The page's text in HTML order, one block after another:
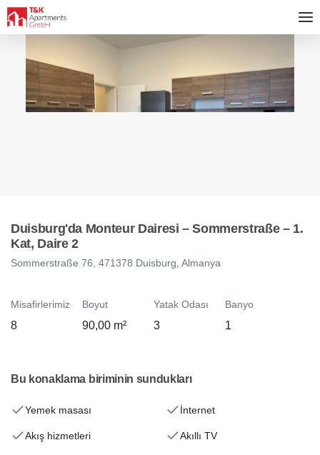
Duisburg'da Monteur Dairesi – Sommerstraße – 1.
Kat, Daire 2
Sommerstraße 76, 471378 Duisburg, Almanya
Misafirlerimiz
8
Boyut
90,00 m²
Yatak Odası
3
Banyo
1
Bu konaklama biriminin sundukları
Yemek masası İnternet
Akış hizmetleri Akıllı TV